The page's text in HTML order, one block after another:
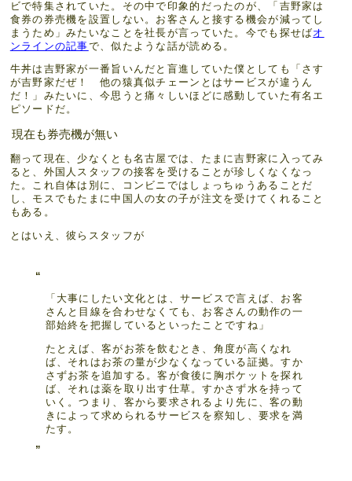
ビで特集されていた。その中で印象的だったのが、「吉野家は
食券の券売機を設置しない。お客さんと接する機会が減ってし
まうため」みたいなことを社長が言っていた。今でも探せばオ
ンラインの記事で、似たような話が読める。
牛丼は吉野家が一番旨いんだと盲進していた僕としても「さす
が吉野家だぜ！ 他の猿真似チェーンとはサービスが違うん
だ！」みたいに、今思うと痛々しいほどに感動していた有名エ
ピソードだ。
現在も券売機が無い
翻って現在、少なくとも名古屋では、たまに吉野家に入ってみ
ると、外国人スタッフの接客を受けることが珍しくなくなっ
た。これ自体は別に、コンビニではしょっちゅうあることだ
し、モスでもたまに中国人の女の子が注文を受けてくれること
もある。
とはいえ、彼らスタッフが
「大事にしたい文化とは、サービスで言えば、お客
さんと目線を合わせなくても、お客さんの動作の一
部始終を把握しているといったことですね」
たとえば、客がお茶を飲むとき、角度が高くなれ
ば、それはお茶の量が少なくなっている証拠。すか
さずお茶を追加する。客が食後に胸ポケットを探れ
ば、それは薬を取り出す仕草。すかさず水を持って
いく。つまり、客から要求されるより先に、客の動
きによって求められるサービスを察知し、要求を満
たす。